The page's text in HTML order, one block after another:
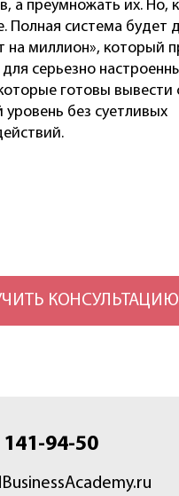
а преумножать их. Но,
Полная система будет
на миллион», который
для серьезно
готовы вывести
уровень без суетливых
КОНСУЛЬТАЦИЮ
141-94-50